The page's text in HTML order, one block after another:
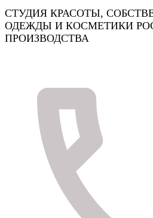
СТУДИЯ КРАСОТЫ,
ОДЕЖДЫ И КОСМЕТИКИ
ПРОИЗВОДСТВА